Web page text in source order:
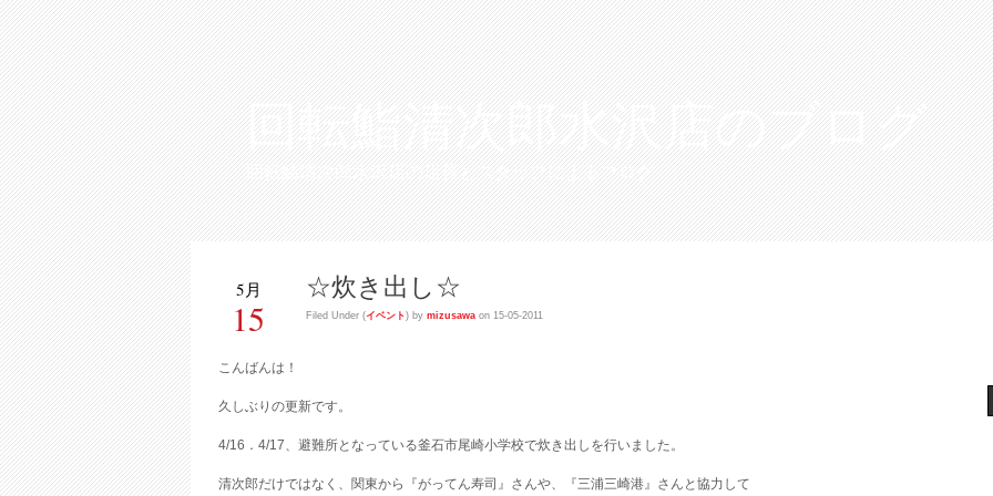
回転鮨清次郎水沢店のブログ
回転鮨清次郎水沢店の店長とスタッフによるブログ
5月
15
☆炊き出し☆
Filed Under (イベント) by mizusawa on 15-05-2011
こんばんは！
久しぶりの更新です。
4/16．4/17、避難所となっている釜石市尾崎小学校で炊き出しを行いました。
清次郎だけではなく、関東から『がってん寿司』さんや、『三浦三崎港』さんと協力して